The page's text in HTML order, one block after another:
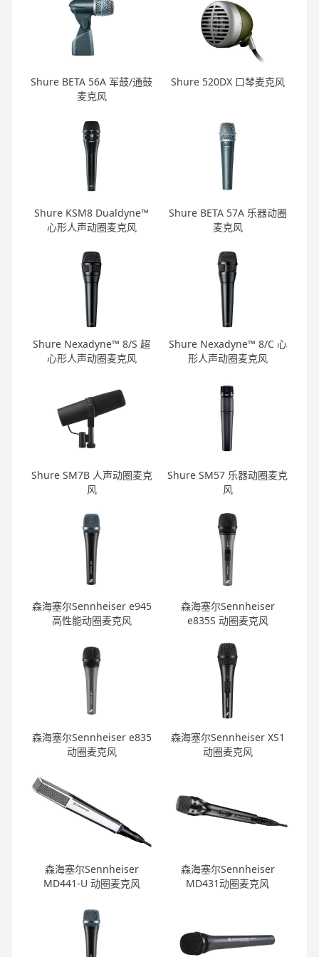
Shure BETA 56A 军鼓/通鼓
麦克风
Shure 520DX 口琴麦克风
Shure KSM8 Dualdyne™
心形人声动圈麦克风
Shure BETA 57A 乐器动圈
麦克风
Shure Nexadyne™ 8/S 超
心形人声动圈麦克风
Shure Nexadyne™ 8/C 心
形人声动圈麦克风
Shure SM7B 人声动圈麦克
风
Shure SM57 乐器动圈麦克
风
森海塞尔Sennheiser e945
高性能动圈麦克风
森海塞尔Sennheiser
e835S 动圈麦克风
森海塞尔Sennheiser e835
动圈麦克风
森海塞尔Sennheiser XS1
动圈麦克风
森海塞尔Sennheiser
MD441-U 动圈麦克风
森海塞尔Sennheiser
MD431动圈麦克风